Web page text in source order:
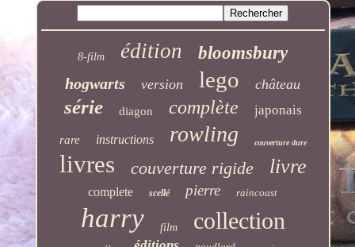
8-film édition bloomsbury
hogwarts version lego château
série diagon complète japonais
rare instructions rowling couverture dure
livres couverture rigide livre
complete scellé pierre raincoast
harry film collection